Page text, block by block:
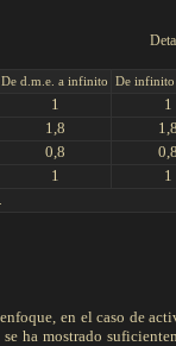
De d.m.e. a infinito De infinito
1
1
1,8
0,8
1 1
en el caso de
ha mostrado